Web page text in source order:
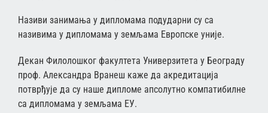
Називи занимања у дипломама подударни су са
називима у дипломама у земљама Европске уније.
Декан Филолошког факултета Универзитета у Београду
проф. Александра Вранеш каже да акредитација
потврђује да су наше дипломе апсолутно компатибилне
са дипломама у земљама ЕУ.